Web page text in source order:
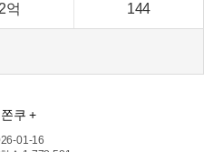
2억 144
쿠 +
01-16